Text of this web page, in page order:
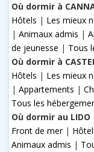
Où dormir à
Hôtels | Les mieux
| Animaux admis |
de jeunesse | Tous
Où dormir à
Hôtels | Les mieux
| Appartements |
Tous les
Où dormir au LIDO
Front de mer|
Animaux admis |